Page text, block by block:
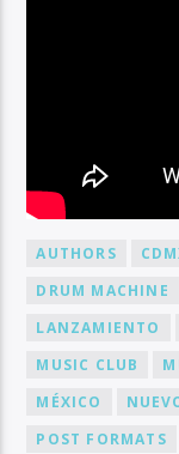
BY TAG
AUTHORS
DRUM MACHINE
LANZAMIENTO
MUSIC CLUB
MÉXICO
POST FORMATS